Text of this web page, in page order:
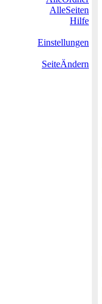
AlleSeiten
Hilfe
Einstellungen
SeiteÄndern